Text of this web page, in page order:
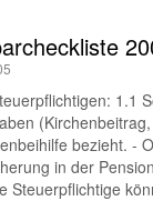
1.1
bezieht. -
in der
Steuerpflichtige